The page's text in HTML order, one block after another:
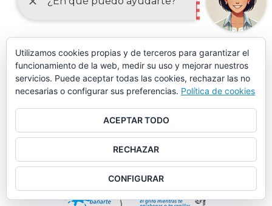
Utilizamos cookies propias y de terceros para garantizar el
funcionamiento de la web, medir su uso y mejorar nuestros
servicios. Puede aceptar todas las cookies, rechazar las no
necesarias o configurar sus preferencias. Política de cookies
ACEPTAR TODO
RECHAZAR
CONFIGURAR